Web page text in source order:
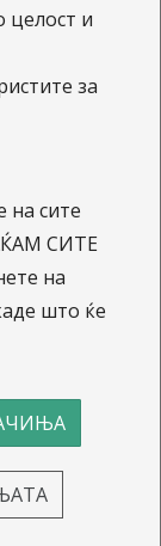
е
НЛБ
АД
пренос на
и
пензиски
целост и
за
на сите
СИТЕ
на
што ќе